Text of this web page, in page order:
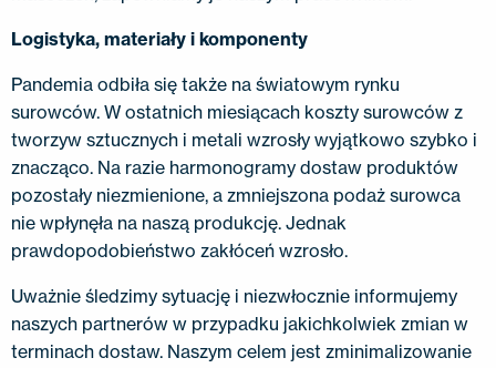
Logistyka, materiały i komponenty
Pandemia odbiła się także na światowym rynku
surowców. W ostatnich miesiącach koszty surowców z
tworzyw sztucznych i metali wzrosły wyjątkowo szybko i
znacząco. Na razie harmonogramy dostaw produktów
pozostały niezmienione, a zmniejszona podaż surowca
nie wpłynęła na naszą produkcję. Jednak
prawdopodobieństwo zakłóceń wzrosło.
Uważnie śledzimy sytuację i niezwłocznie informujemy
naszych partnerów w przypadku jakichkolwiek zmian w
terminach dostaw. Naszym celem jest zminimalizowanie